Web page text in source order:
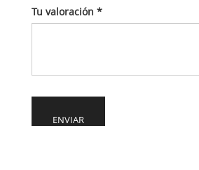
Tu valoración *